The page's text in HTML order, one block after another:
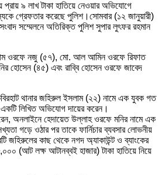
প্রায় ৯ লাখ টাকা হাতিয়ে নেওয়ার অভিযোগে
গ্রেফতার করেছে পুলিশ।সোমবার (১২ জানুয়ারী)
সম্মেলনে অতিরিক্ত পুলিশ সুপার লুৎফর রহমান
ওরফে নজু (৫৭), মো. আল আমিন ওরফে রিফাত
হোসেন (৪৫) এবং রাব্বি হোসেন ওরফে জাবেদ
থানার জহিরুল ইসলাম (২২) নামে এক যুবক গত
লিখিত অভিযোগ দায়ের করেন।
অনলাইনে হেদায়েত উল্লাহ ওরফে মনির নামে এক
গড়ে ওঠার পর তাকে ফার্নিচার ব্যবসার লোভনীয়
জহিরুলের কাছ থেকে নগদ অ্যাকাউন্ট ও ব্যাংকের
(আট লক্ষ আটানব্বই হাজার) টাকা হাতিয়ে নিয়ে